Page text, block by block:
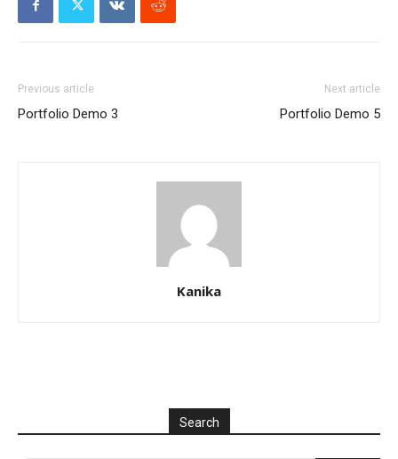
Previous article
Portfolio Demo 3
Next article
Portfolio Demo 5
Kanika
Search